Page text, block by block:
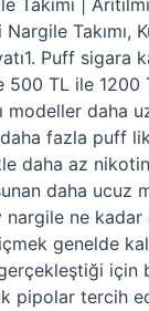
Takımı |
Nargile Takımı,
Puff sigara
500 TL ile 1200
modeller daha
fazla puff
daha az
daha ucuz
nargile ne kadar
genelde
için
pipolar tercih